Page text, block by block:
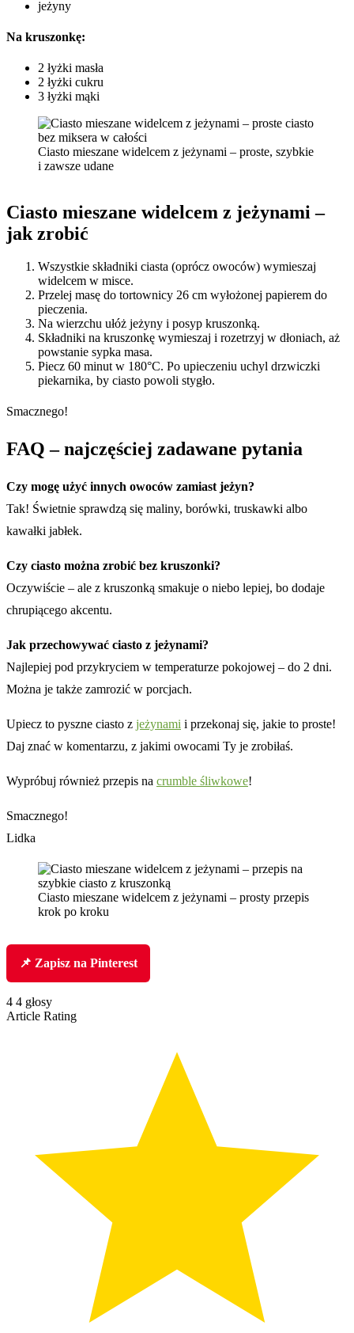
jeżyny
Na kruszonkę:
2 łyżki masła
2 łyżki cukru
3 łyżki mąki
Ciasto mieszane widelcem z jeżynami – proste, szybkie
i zawsze udane
Ciasto mieszane widelcem z jeżynami –
jak zrobić
Wszystkie składniki ciasta (oprócz owoców) wymieszaj
widelcem w misce.
Przelej masę do tortownicy 26 cm wyłożonej papierem do
pieczenia.
Na wierzchu ułóż jeżyny i posyp kruszonką.
Składniki na kruszonkę wymieszaj i rozetrzyj w dłoniach, aż
powstanie sypka masa.
Piecz 60 minut w 180°C. Po upieczeniu uchyl drzwiczki
piekarnika, by ciasto powoli stygło.
Smacznego!
FAQ – najczęściej zadawane pytania
Czy mogę użyć innych owoców zamiast jeżyn?
Tak! Świetnie sprawdzą się maliny, borówki, truskawki albo
kawałki jabłek.
Czy ciasto można zrobić bez kruszonki?
Oczywiście – ale z kruszonką smakuje o niebo lepiej, bo dodaje
chrupiącego akcentu.
Jak przechowywać ciasto z jeżynami?
Najlepiej pod przykryciem w temperaturze pokojowej – do 2 dni.
Można je także zamrozić w porcjach.
Upiecz to pyszne ciasto z jeżynami i przekonaj się, jakie to proste!
Daj znać w komentarzu, z jakimi owocami Ty je zrobiłaś.
Wypróbuj również przepis na crumble śliwkowe!
Smacznego!
Lidka
Ciasto mieszane widelcem z jeżynami – prosty przepis
krok po kroku
📌 Zapisz na Pinterest
4 4 głosy
Article Rating